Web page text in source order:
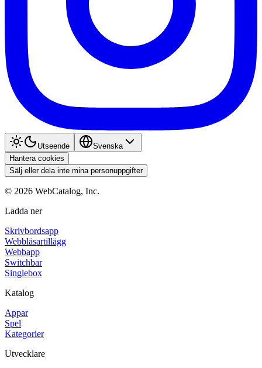
Utseende
Svenska
Hantera cookies
Sälj eller dela inte mina personuppgifter
© 2026 WebCatalog, Inc.
Ladda ner
Skrivbordsapp
Webbläsartillägg
Webbapp
Switchbar
Singlebox
Katalog
Appar
Spel
Kategorier
Utvecklare